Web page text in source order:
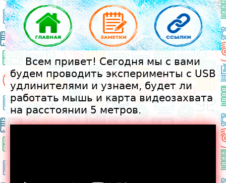
ГЛАВНАЯ
Всем привет! Сегодня мы с вами
будем проводить эксперименты с USB
удлинителями и узнаем, будет ли
работать мышь и карта видеозахвата
на расстоянии 5 метров.